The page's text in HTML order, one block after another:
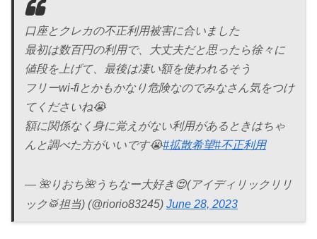
口座とクレカの不正利用被害に合いました
最初は数百円の利用で、大丈夫だと思ったら徐々に
値段を上げて、最後は凄い額を使われるそう
フリーwi-fiとかもかなり危険なのでみなさん気をつけ
てくださいね😭
額に関係なく身に覚えがない利用があるときはちゃ
んと調べた方がいいです😭#拡散希望#不正利用
— 🌺りおち🌺うちなー大好き😍(アイディリックリリ
ック🥁担当) (@riorio83245) June 28, 2023